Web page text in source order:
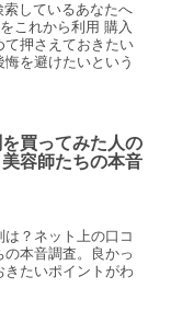
しているあなたへ
これから利用 購入
て押さえておきたい
を避けたいという
買ってみた人の
容師たちの本音
？ネット上の口コ
本音調査。良かっ
たいポイントがわ